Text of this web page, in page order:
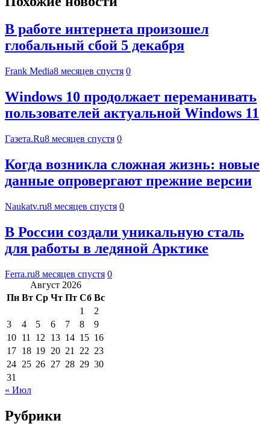
В работе интернета произошел
глобальный сбой 5 декабря
Frank Media8 месяцев спустя 0
Windows 10 продолжает переманивать
пользователей актуальной Windows 11
Газета.Ru8 месяцев спустя 0
Когда возникла сложная жизнь: новые
данные опровергают прежние версии
Naukatv.ru8 месяцев спустя 0
В России создали уникальную сталь
для работы в ледяной Арктике
Ferra.ru8 месяцев спустя 0
Август 2026
Пн Вт Ср Чт Пт Сб Вс
1
2
3
4 5 6 7 8
9
10 11 12 13 14 15 16
17 18 19 20 21 22 23
24 25 26 27 28 29 30
31
« Июл
Рубрики